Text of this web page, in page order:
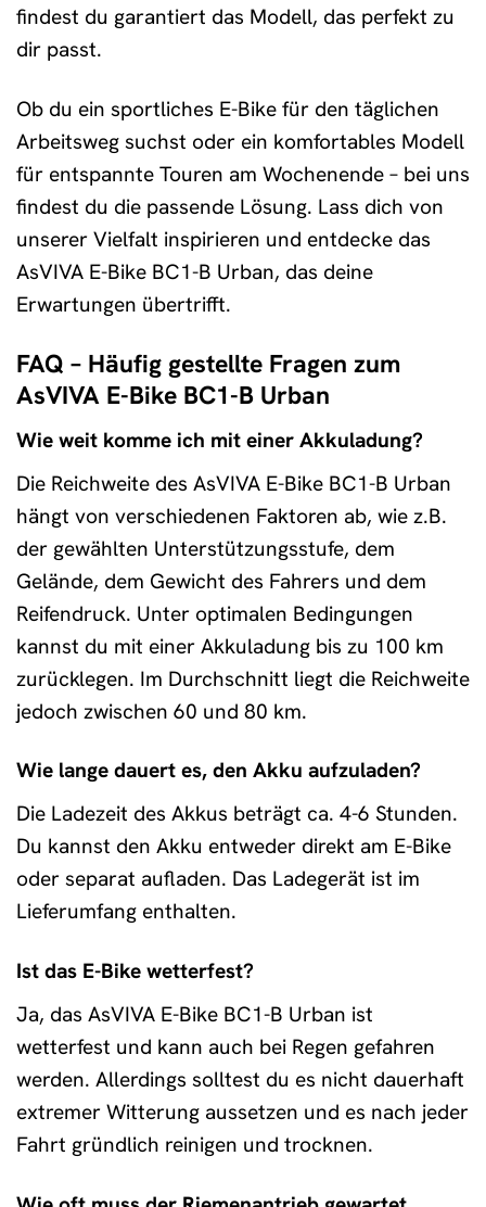
findest du garantiert das Modell, das perfekt zu
dir passt.
Ob du ein sportliches E-Bike für den täglichen
Arbeitsweg suchst oder ein komfortables Modell
für entspannte Touren am Wochenende – bei uns
findest du die passende Lösung. Lass dich von
unserer Vielfalt inspirieren und entdecke das
AsVIVA E-Bike BC1-B Urban, das deine
Erwartungen übertrifft.
FAQ – Häufig gestellte Fragen zum
AsVIVA E-Bike BC1-B Urban
Wie weit komme ich mit einer Akkuladung?
Die Reichweite des AsVIVA E-Bike BC1-B Urban
hängt von verschiedenen Faktoren ab, wie z.B.
der gewählten Unterstützungsstufe, dem
Gelände, dem Gewicht des Fahrers und dem
Reifendruck. Unter optimalen Bedingungen
kannst du mit einer Akkuladung bis zu 100 km
zurücklegen. Im Durchschnitt liegt die Reichweite
jedoch zwischen 60 und 80 km.
Wie lange dauert es, den Akku aufzuladen?
Die Ladezeit des Akkus beträgt ca. 4-6 Stunden.
Du kannst den Akku entweder direkt am E-Bike
oder separat aufladen. Das Ladegerät ist im
Lieferumfang enthalten.
Ist das E-Bike wetterfest?
Ja, das AsVIVA E-Bike BC1-B Urban ist
wetterfest und kann auch bei Regen gefahren
werden. Allerdings solltest du es nicht dauerhaft
extremer Witterung aussetzen und es nach jeder
Fahrt gründlich reinigen und trocknen.